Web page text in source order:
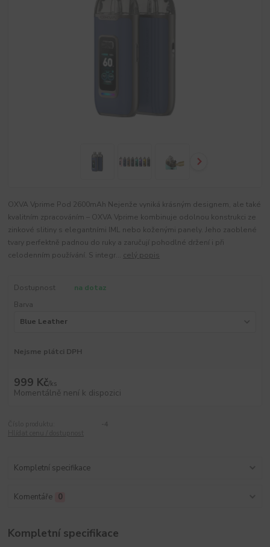
OXVA Vprime Pod 2600mAh Nejenže vyniká krásným designem, ale také
kvalitním zpracováním – OXVA Vprime kombinuje odolnou konstrukci ze
zinkové slitiny s elegantními IML nebo koženými panely. Jeho zaoblené
tvary perfektně padnou do ruky a zaručují pohodlné držení i při
celodenním používání. S integr... celý popis
Dostupnost
na dotaz
Barva
Nejsme plátci DPH
999 Kč/ks
Momentálně není k dispozici
Kompletní specifikace
Komentáře 0
Kompletní specifikace